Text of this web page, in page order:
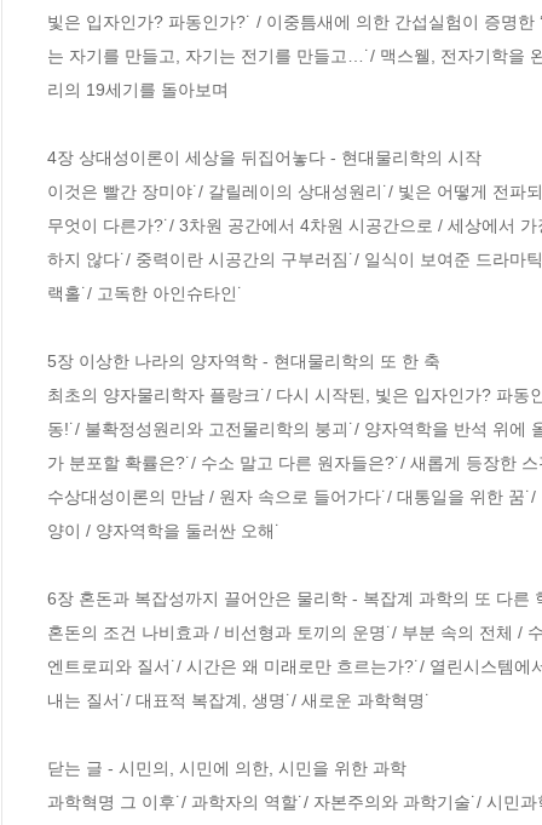
빛은 입자인가? 파동인가?˙ / 이중틈새에 의한 간섭실험이 증명
는 자기를 만들고, 자기는 전기를 만들고…˙/ 맥스웰, 전자기학을
리의 19세기를 돌아보며
4장 상대성이론이 세상을 뒤집어놓다 - 현대물리학의 시작
이것은 빨간 장미야˙/ 갈릴레이의 상대성원리˙/ 빛은 어떻게 전
무엇이 다른가?˙/ 3차원 공간에서 4차원 시공간으로 / 세상에서
하지 않다˙/ 중력이란 시공간의 구부러짐˙/ 일식이 보여준 드라마
랙홀˙/ 고독한 아인슈타인˙
5장 이상한 나라의 양자역학 - 현대물리학의 또 한 축
최초의 양자물리학자 플랑크˙/ 다시 시작된, 빛은 입자인가? 파
동!˙/ 불확정성원리와 고전물리학의 붕괴˙/ 양자역학을 반석 위
가 분포할 확률은?˙/ 수소 말고 다른 원자들은?˙/ 새롭게 등장한
수상대성이론의 만남 / 원자 속으로 들어가다˙/ 대통일을 위한 꿈
양이 / 양자역학을 둘러싼 오해˙
6장 혼돈과 복잡성까지 끌어안은 물리학 - 복잡계 과학의 또 다른
혼돈의 조건 나비효과 / 비선형과 토끼의 운명˙/ 부분 속의 전체 /
엔트로피와 질서˙/ 시간은 왜 미래로만 흐르는가?˙/ 열린시스템
내는 질서˙/ 대표적 복잡계, 생명˙/ 새로운 과학혁명˙
닫는 글 - 시민의, 시민에 의한, 시민을 위한 과학
과학혁명 그 이후˙/ 과학자의 역할˙/ 자본주의와 과학기술˙/ 시민